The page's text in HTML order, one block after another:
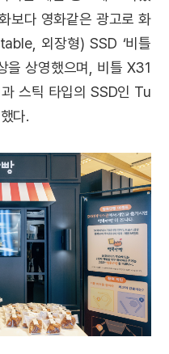
보다 영화같은 광고로 화
외장형) SSD ‘비틀
을 상영했으며, 비틀 X31
스틱 타입의 SSD인 Tu
다.